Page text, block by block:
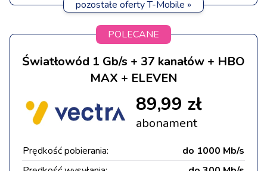
pozostałe oferty T-Mobile »
POLECANE
Światłowód 1 Gb/s + 37 kanałów + HBO
MAX + ELEVEN
89,99 zł
abonament
Prędkość pobierania:
do 1000 Mb/s